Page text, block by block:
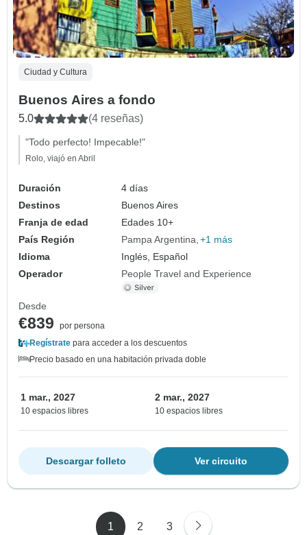
Ciudad y Cultura
Buenos Aires a fondo
5.0 (4 reseñas)
"Todo perfecto! Impecable!"
Rolo, viajó en Abril
Duración
4 días
Destinos
Buenos Aires
Franja de edad
Edades 10+
País Región
Pampa Argentina +1 más
Idioma
Inglés, Español
Operador
People Travel and Experience
Desde
€839
por persona
Regístrate para acceder a los descuentos
Precio basado en una habitación privada doble
1 mar., 2027
10 espacios libres
2 mar., 2027
10 espacios libres
Ver circuito
Descargar folleto
1 2 3